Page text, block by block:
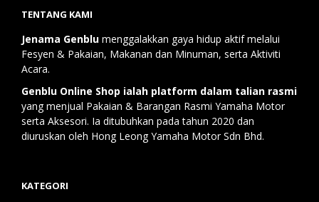
variants.
options
may
be
chosen
on
the
product
TENTANG KAMI
Jenama Genblu menggalakkan gaya hidup aktif melalui
Fesyen & Pakaian, Makanan dan Minuman, serta Aktiviti
Acara.
Genblu Online Shop ialah platform dalam talian rasmi
yang menjual Pakaian & Barangan Rasmi Yamaha Motor
serta Aksesori. Ia ditubuhkan pada tahun 2020 dan
diuruskan oleh Hong Leong Yamaha Motor Sdn Bhd.
KATEGORI